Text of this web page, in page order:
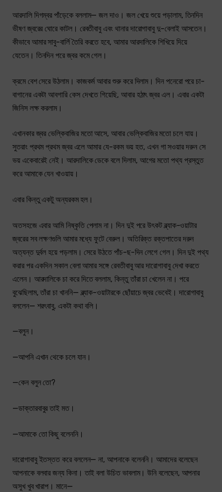
আরদালি দিগম্বর পাঁড়েকে বললাম— জল দাও। জল খেয়ে শুয়ে পড়ালাম, তিনদিন
ভীষণ জ্বরের ঘোরে কাটল। রেবতীবাবু এবং থানার দারোগাবাবু দু-বেলাই আসতেন।
কীভাবে আমার সাবু-বার্লি তৈরি করতে হবে, আমার আরদালিকে শিখিয়ে দিয়ে
যেতেন। তিনদিন পরে জ্বর কমে গেল।
ক্রমে বেশ সেরে উঠলাম। কাজকর্ম আবার শুরু করে দিলাম। দিন পনেরো পরে চা-
বাগানের একটা আবগারি কেস দেখতে গিয়েছি, আবার হঠাৎ জ্বর এল। এবার একটা
জিনিস লক্ষ করলাম।
এখানকার জ্বর ভেল্কিবাজির মতো আসে, আবার ভেল্কিবাজির মতো চলে যায়।
সুতরাং প্রথম প্রথম জ্বর এলে আমার যে-রকম ভয় হত, এখন গা সওয়ার দরুন সে
ভয় একেবারেই নেই। আরদালিকে ডেকে বলে দিলাম, আগের মতো পথ্য প্রস্তুত
করে আমাকে যেন খাওয়ায়।
এবার কিন্তু একটু অন্যরকম হল।
অতসহজে এবার আমি নিষ্কৃতি পেলাম না। দিন দুই পরে উৎকট ব্ল্যাক-ওয়াটার
জ্বরের সব লক্ষণগুলি আমার মধ্যে ফুটে বেরুল। অতিরিক্ত রক্তপাতের দরুন
অত্যন্ত দুর্বল হয়ে পড়লাম। সেরে উঠতে পাঁচ-ছ-দিন লেগে গেল। দিন দুই পথ্য
করার পর একদিন সকাল বেলা আমার সঙ্গে রেবতীবাবু আর দারোগাবাবু দেখা করতে
এলেন। আরদালিকে চা করে দিতে বললাম, কিন্তু তাঁরা চা খেলেন না। পরে
বুঝেছিলাম, তাঁরা চা খাননি— ব্ল্যাক-ওয়াটারকে ছোঁয়াচে জ্বর ভেবেই। দারোগাবাবু
বললেন— শরৎবাবু, একটা কথা বলি।
—বলুন।
—আপনি এখান থেকে চলে যান।
—কেন বলুন তো?
—ডাক্তারবাবুর তাই মত।
—আমাকে তো কিছু বলেননি।
দারোগাবাবু ইতস্তত করে বললেন— না, আপনাকে বলেননি। আমাদের বলেছেন
আপনাকে বলবার জন্য কিনা। তাই বলা উচিত ভাবলাম। উনি বলেছেন, আপনার
অসুখ খুব খারাপ। মানে—